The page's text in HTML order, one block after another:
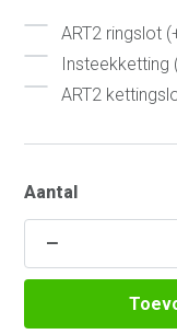
ART2 ringslot
Insteekketting
ART2
Aantal